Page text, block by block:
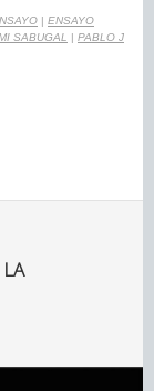
| ENSAYO
SABUGAL | PABLO J